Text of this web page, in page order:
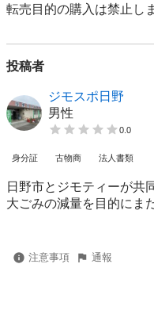
転売⽬的の購⼊は禁⽌し
投稿者
ジモスポ日野
男性
0.0
身分証 古物商 法人書類
日野市とジモティーが共
⼤ごみの減量を⽬的にま
注意事項 通報